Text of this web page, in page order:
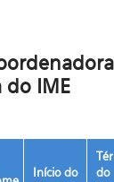
do IME
Início do
do